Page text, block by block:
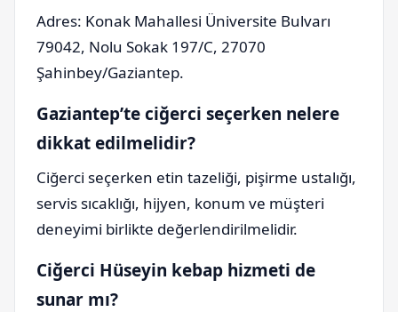
Adres: Konak Mahallesi Üniversite Bulvarı
79042, Nolu Sokak 197/C, 27070
Şahinbey/Gaziantep.
Gaziantep’te ciğerci seçerken nelere
dikkat edilmelidir?
Ciğerci seçerken etin tazeliği, pişirme ustalığı,
servis sıcaklığı, hijyen, konum ve müşteri
deneyimi birlikte değerlendirilmelidir.
Ciğerci Hüseyin kebap hizmeti de
sunar mı?